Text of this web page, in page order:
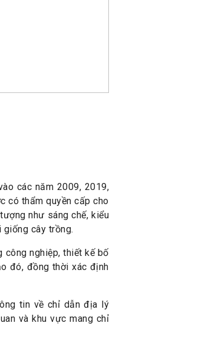
các năm 2009, 2019,
có thẩm quyền cấp cho
như sáng chế, kiểu
giống cây trồng.
công nghiệp, thiết kế bố
đó, đồng thời xác định
tin về chỉ dẫn địa lý
và khu vực mang chỉ